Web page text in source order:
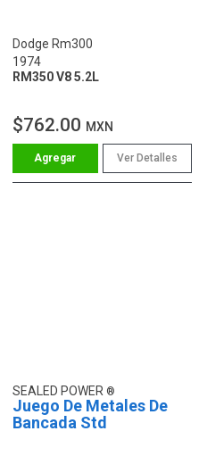
Dodge Rm300
1974
RM350 V8 5.2L
$762.00 MXN
Ver Detalles
SEALED POWER
Juego De Metales De
Bancada Std